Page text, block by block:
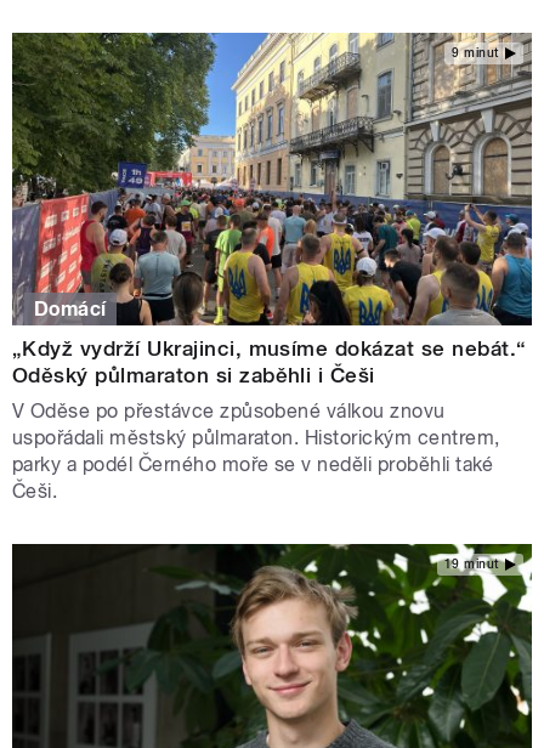
9 minut
Domácí
„Když vydrží Ukrajinci, musíme dokázat se nebát.“
Oděský půlmaraton si zaběhli i Češi
V Oděse po přestávce způsobené válkou znovu
uspořádali městský půlmaraton. Historickým centrem,
parky a podél Černého moře se v neděli proběhli také
Češi.
19 minut